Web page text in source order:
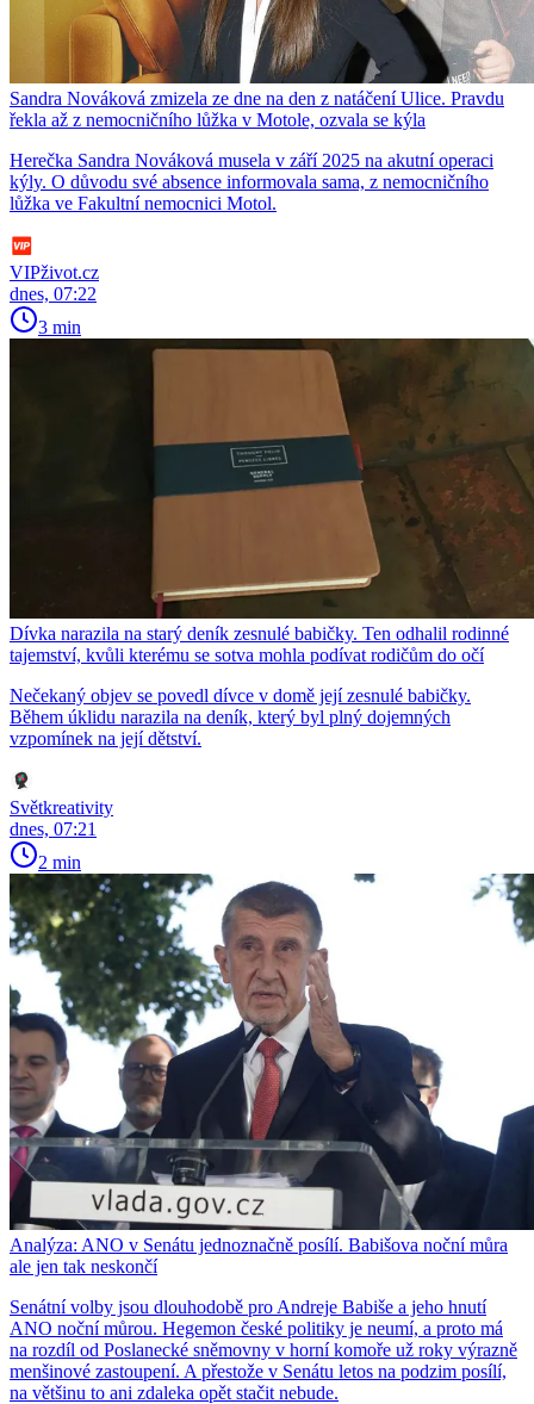
Sandra Nováková zmizela ze dne na den z natáčení Ulice. Pravdu
řekla až z nemocničního lůžka v Motole, ozvala se kýla
Herečka Sandra Nováková musela v září 2025 na akutní operaci
kýly. O důvodu své absence informovala sama, z nemocničního
lůžka ve Fakultní nemocnici Motol.
VIPživot.cz
dnes, 07:22
3 min
Dívka narazila na starý deník zesnulé babičky. Ten odhalil rodinné
tajemství, kvůli kterému se sotva mohla podívat rodičům do očí
Nečekaný objev se povedl dívce v domě její zesnulé babičky.
Během úklidu narazila na deník, který byl plný dojemných
vzpomínek na její dětství.
Světkreativity
dnes, 07:21
2 min
Analýza: ANO v Senátu jednoznačně posílí. Babišova noční můra
ale jen tak neskončí
Senátní volby jsou dlouhodobě pro Andreje Babiše a jeho hnutí
ANO noční můrou. Hegemon české politiky je neumí, a proto má
na rozdíl od Poslanecké sněmovny v horní komoře už roky výrazně
menšinové zastoupení. A přestože v Senátu letos na podzim posílí,
na většinu to ani zdaleka opět stačit nebude.